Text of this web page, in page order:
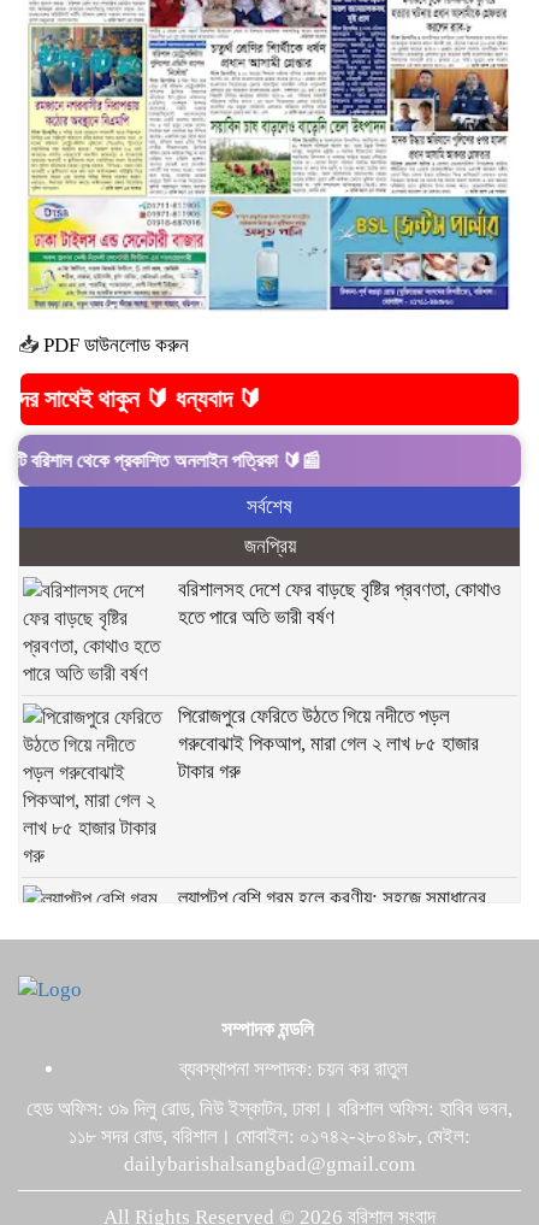
📥 PDF ডাউনলোড করুন
🔰 ধন্যবাদ 🔰
থেকে প্রকাশিত অনলাইন পত্রিকা 🔰📰
সর্বশেষ
জনপ্রিয়
বরিশালসহ দেশে ফের বাড়ছে বৃষ্টির প্রবণতা, কোথাও
হতে পারে অতি ভারী বর্ষণ
পিরোজপুরে ফেরিতে উঠতে গিয়ে নদীতে পড়ল
গরুবোঝাই পিকআপ, মারা গেল ২ লাখ ৮৫ হাজার
টাকার গরু
ল্যাপটপ বেশি গরম হলে করণীয়: সহজে সমাধানের
রাজাপুরে চোরের আঙুল কামড়ে ছিঁড়ে রাখলেন প্রবাসীর
বরিশালে ৫ কেজি গাঁজাসহ র‍্যাবের হাতে গ্রেপ্তার
মাদক কারবারি
সম্পাদক মন্ডলি
ব্যবস্থাপনা সম্পাদক: চয়ন কর রাতুল
হেড অফিস: ৩৯ দিলু রোড, নিউ ইস্কাটন, ঢাকা। বরিশাল অফিস: হাবিব ভবন,
১১৮ সদর রোড, বরিশাল। মোবাইল: ০১৭৪২-২৮০৪৯৮, মেইল:
dailybarishalsangbad@gmail.com
All Rights Reserved © 2026 বরিশাল সংবাদ